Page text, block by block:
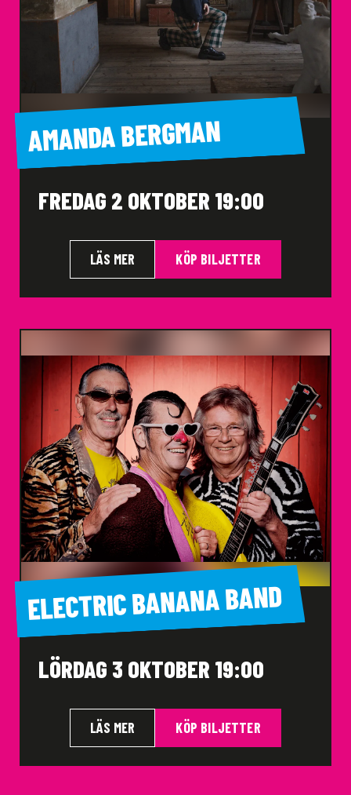
AMANDA BERGMAN
FREDAG 2 OKTOBER 19:00
LÄS MER KÖP BILJETTER
ELECTRIC BANANA BAND
LÖRDAG 3 OKTOBER 19:00
LÄS MER KÖP BILJETTER